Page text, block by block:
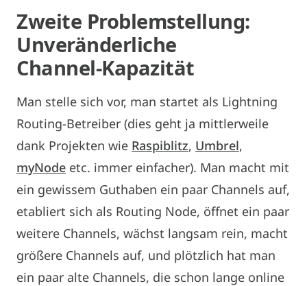
Zweite Problemstellung:
Unveränderliche
Channel-Kapazität
Man stelle sich vor, man startet als Lightning
Routing-Betreiber (dies geht ja mittlerweile
dank Projekten wie Raspiblitz, Umbrel,
myNode etc. immer einfacher). Man macht mit
ein gewissem Guthaben ein paar Channels auf,
etabliert sich als Routing Node, öffnet ein paar
weitere Channels, wächst langsam rein, macht
größere Channels auf, und plötzlich hat man
ein paar alte Channels, die schon lange online